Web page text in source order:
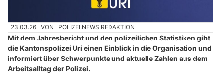
23.03.26 VON POLIZEI.NEWS REDAKTION
Mit dem Jahresbericht und den polizeilichen Statistiken gibt
die Kantonspolizei Uri einen Einblick in die Organisation und
informiert über Schwerpunkte und aktuelle Zahlen aus dem
Arbeitsalltag der Polizei.